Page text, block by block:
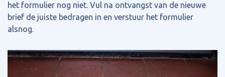
het formulier nog niet. Vul na ontvangst van de nieuwe
brief de juiste bedragen in en verstuur het formulier
alsnog.